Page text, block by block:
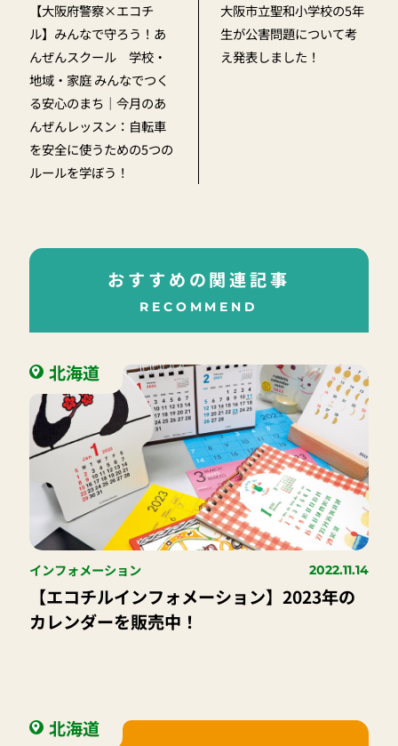
【大阪府警察×エコチ
ル】みんなで守ろう！あ
んぜんスクール 学校・
地域・家庭 みんなでつく
る安心のまち｜今月のあ
んぜんレッスン：自転車
を安全に使うための5つの
ルールを学ぼう！
大阪市立聖和小学校の5年
生が公害問題について考
え発表しました！
おすすめの関連記事
RECOMMEND
北海道
インフォメーション 2022.11.14
【エコチルインフォメーション】2023年の
カレンダーを販売中！
北海道